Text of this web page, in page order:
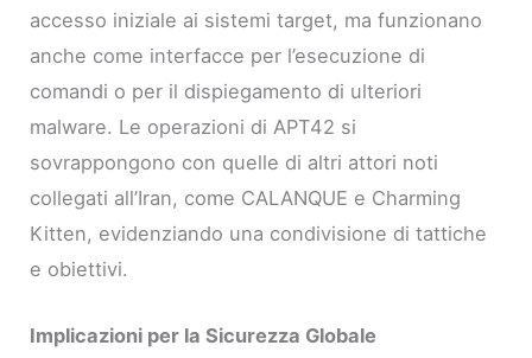
accesso iniziale ai sistemi target, ma funzionano
anche come interfacce per l’esecuzione di
comandi o per il dispiegamento di ulteriori
malware. Le operazioni di APT42 si
sovrappongono con quelle di altri attori noti
collegati all’Iran, come CALANQUE e Charming
Kitten, evidenziando una condivisione di tattiche
e obiettivi.
Implicazioni per la Sicurezza Globale